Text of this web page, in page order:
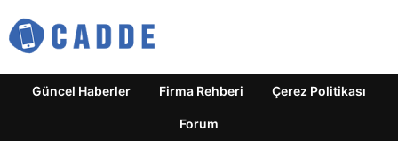
Güncel Haberler Firma Rehberi Çerez Politikası
Forum